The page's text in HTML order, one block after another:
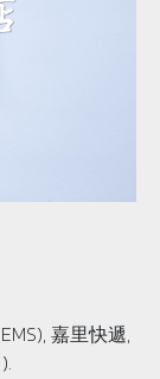
嘉里快遞,